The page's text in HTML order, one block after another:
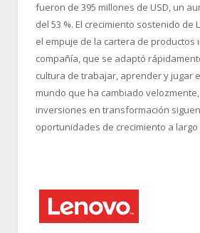
fueron de 395 millones de USD, un
del 53 %. El crecimiento sostenido de
el empuje de la cartera de productos
compañía, que se adaptó
cultura de trabajar, aprender y jugar
mundo que ha cambiado
inversiones en transformación
oportunidades de crecimiento a largo